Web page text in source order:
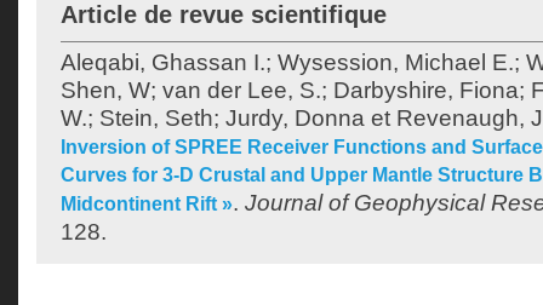
Article de revue scientifique
Aleqabi, Ghassan I.; Wysession, Michael E.;
Shen, W; van der Lee, S.; Darbyshire, Fiona;
W.; Stein, Seth; Jurdy, Donna et Revenaugh,
Inversion of SPREE Receiver Functions and
Curves for 3-D Crustal and Upper Mantle Structure
Midcontinent Rift ». Journal of Geophysical
128.